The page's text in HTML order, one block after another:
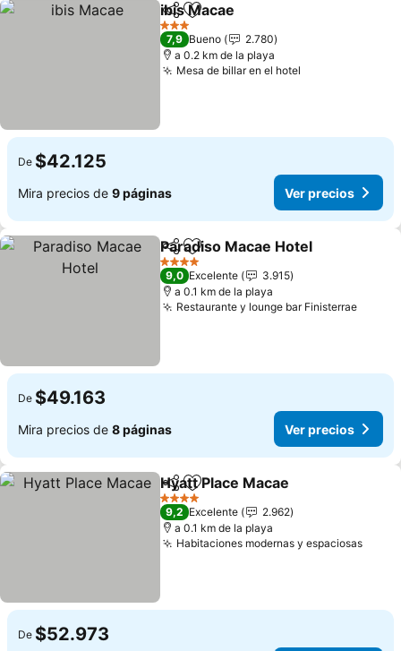
CompartirAgregar a favoritos
ibis Macae
3 Estrellas
7,9 Bueno
2.780
a 0.2 km de la playa
Mesa de billar en el hotel
De $42.125
Mira precios de 9 páginas Ver precios
CompartirAgregar a favoritos
Paradiso Macae Hotel
4 Estrellas
9,0 Excelente
3.915
a 0.1 km de la playa
Restaurante y lounge bar FinisterraeVer
De $49.163
Mira precios de 8 páginas Ver precios
CompartirAgregar a favoritos
Hyatt Place Macae
4 Estrellas
9,2 Excelente
2.962
a 0.1 km de la playa
Habitaciones modernas y espaciosasVer
De $52.973